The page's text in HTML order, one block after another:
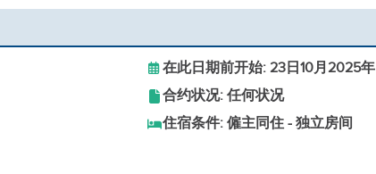
在此日期前开始: 23日10月2025年
合约状况: 任何状况
住宿条件: 僱主同住 - 独立房间